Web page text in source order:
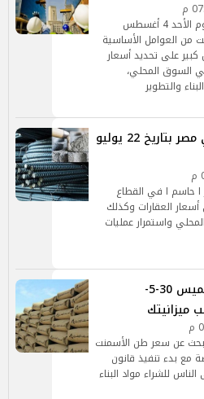
سعر حديد التسليح والأسمنت اليوم الأحد 4 أغسطس
من العوامل الأساسية
كبير على تحديد أسعار
السوق المحلي،
والتطوير
أسعار الحديد والإسمنت في مصر بتاريخ 22 يوليو
ا حاسم ا في القطاع
العقارات وكذلك
واستمرار عمليات
سعر طن الأسمنت اليوم الخميس 30-5-
عن سعر طن الأسمنت
مع بدء تنفيذ قانون
للشراء مواد البناء